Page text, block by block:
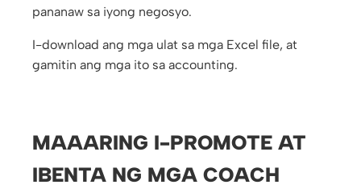
pananaw sa iyong negosyo.
I-download ang mga ulat sa mga Excel file, at
gamitin ang mga ito sa accounting.
MAAARING I-PROMOTE AT
IBENTA NG MGA COACH